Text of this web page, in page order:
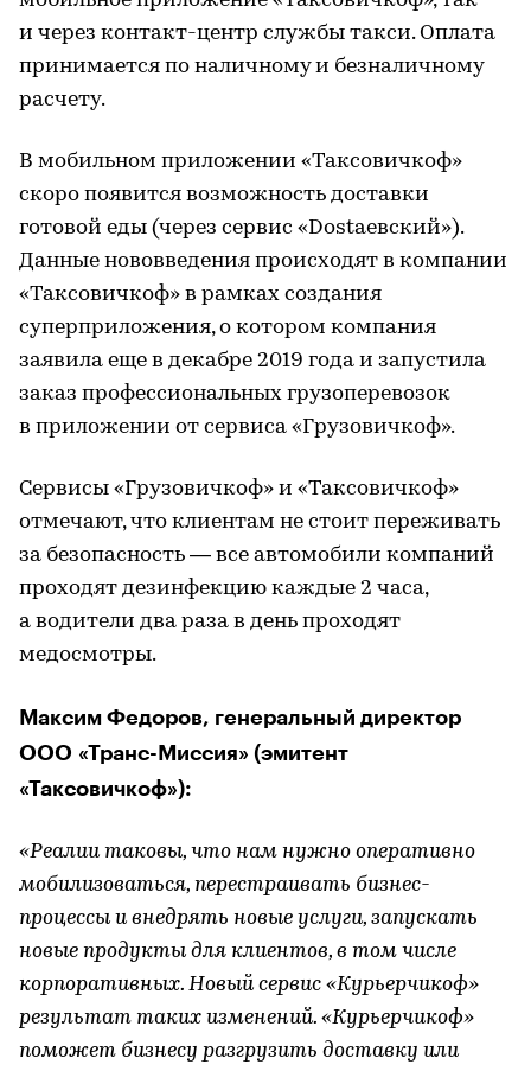
и через контакт-центр службы такси. Оплата
принимается по наличному и безналичному
расчету.
В мобильном приложении «Таксовичкоф»
скоро появится возможность доставки
готовой еды (через сервис «Dostaевский»).
Данные нововведения происходят в компании
«Таксовичкоф» в рамках создания
суперприложения, о котором компания
заявила еще в декабре 2019 года и запустила
заказ профессиональных грузоперевозок
в приложении от сервиса «Грузовичкоф».
Сервисы «Грузовичкоф» и «Таксовичкоф»
отмечают, что клиентам не стоит переживать
за безопасность — все автомобили компаний
проходят дезинфекцию каждые 2 часа,
а водители два раза в день проходят
медосмотры.
Максим Федоров, генеральный директор
ООО «Транс-Миссия» (эмитент
«Таксовичкоф»):
«Реалии таковы, что нам нужно оперативно
мобилизоваться, перестраивать бизнес-
процессы и внедрять новые услуги, запускать
новые продукты для клиентов, в том числе
корпоративных. Новый сервис «Курьерчикоф»
результат таких изменений. «Курьерчикоф»
поможет бизнесу разгрузить доставку или